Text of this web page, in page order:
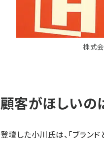
株式
顧客がほしいの
登壇した小川氏は、「ブラン